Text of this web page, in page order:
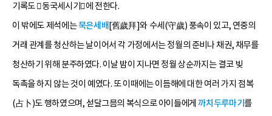
기록도 󰡔동국세시기󰡕에 전한다.
이 밖에도 제석에는묵은세배 [舊歲拜]와 수세(守歲) 풍속이 있고, 연중의
거래 관계를 청산하는 날이어서 각 가정에서는 정월의 준비나 채권, 채무를
청산하기 위해 분주하였다. 이날 밤이 지나면 정월 상순까지는 결코 빚
독촉을 하지 않는 것이 예였다. 또 이때에는 이듬해에 대한 여러 가지 점복
(占卜)도 행하였으며, 섣달그믐의 복식으로 아이들에게까치두루마기 를